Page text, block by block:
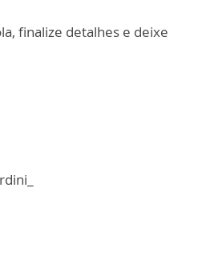
finalize detalhes e deixe